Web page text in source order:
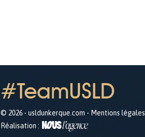
#TeamUSLD
© 2026 - usldunkerque.com - Mentions légales
Réalisation :